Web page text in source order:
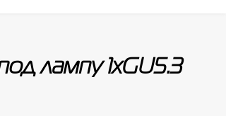
лампу 1xGU5.3